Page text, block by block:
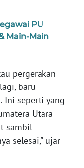
PU
Main-Main
pergerakan
baru
Ini seperti yang
Utara
sambil
selesai,” ujar